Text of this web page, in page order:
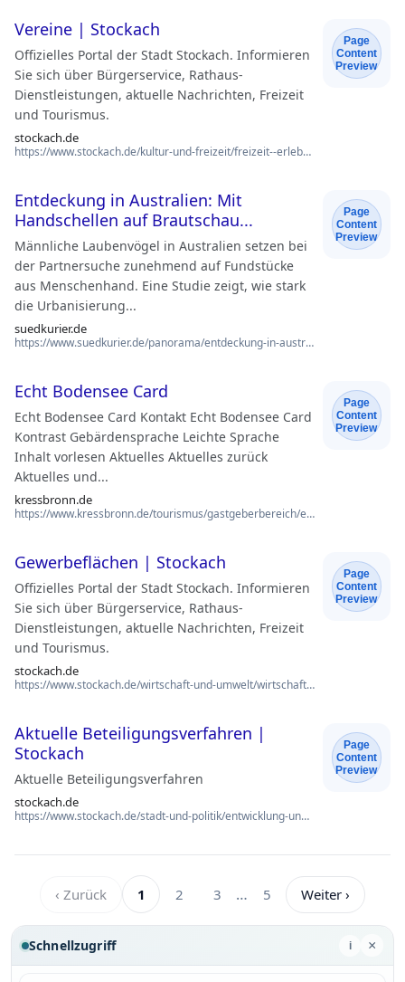
Vereine | Stockach
Offizielles Portal der Stadt Stockach. Informieren
Sie sich über Bürgerservice, Rathaus-
Dienstleistungen, aktuelle Nachrichten, Freizeit
und Tourismus.
stockach.de
https://www.stockach.de/kultur-und-freizeit/freizeit--erleben/vereine
Page
Content
Preview
Entdeckung in Australien: Mit
Handschellen auf Brautschau...
Männliche Laubenvögel in Australien setzen bei
der Partnersuche zunehmend auf Fundstücke
aus Menschenhand. Eine Studie zeigt, wie stark
die Urbanisierung...
suedkurier.de
https://www.suedkurier.de/panorama/entdeckung-in-australien-mit-handschellen-auf-brautscha…
Page
Content
Preview
Echt Bodensee Card
Echt Bodensee Card Kontakt Echt Bodensee Card
Kontrast Gebärdensprache Leichte Sprache
Inhalt vorlesen Aktuelles Aktuelles zurück
Aktuelles und...
kressbronn.de
https://www.kressbronn.de/tourismus/gastgeberbereich/echt-bodensee-card
Page
Content
Preview
Gewerbeflächen | Stockach
Offizielles Portal der Stadt Stockach. Informieren
Sie sich über Bürgerservice, Rathaus-
Dienstleistungen, aktuelle Nachrichten, Freizeit
und Tourismus.
stockach.de
https://www.stockach.de/wirtschaft-und-umwelt/wirtschaft/gewerbeflaechen
Page
Content
Preview
Aktuelle Beteiligungsverfahren |
Stockach
Aktuelle Beteiligungsverfahren
stockach.de
https://www.stockach.de/stadt-und-politik/entwicklung-und-beteiligung/aktuelle-beteiligung…
Page
Content
Preview
‹ Zurück 1 2 3 … 5 Weiter ›
Schnellzugriff i ×